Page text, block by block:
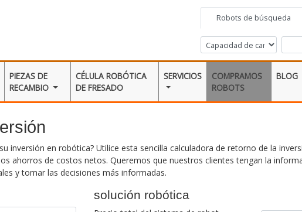
Robots de búsqueda
PIEZAS DE
RECAMBIO
CÉLULA ROBÓTICA
DE FRESADO
SERVICIOS
COMPRAMOS
ROBOTS
BLOG
inversión en robótica? Utilice esta sencilla calculadora de retorno de la
ahorros de costos netos. Queremos que nuestros clientes tengan la
y tomar las decisiones más informadas.
solución robótica